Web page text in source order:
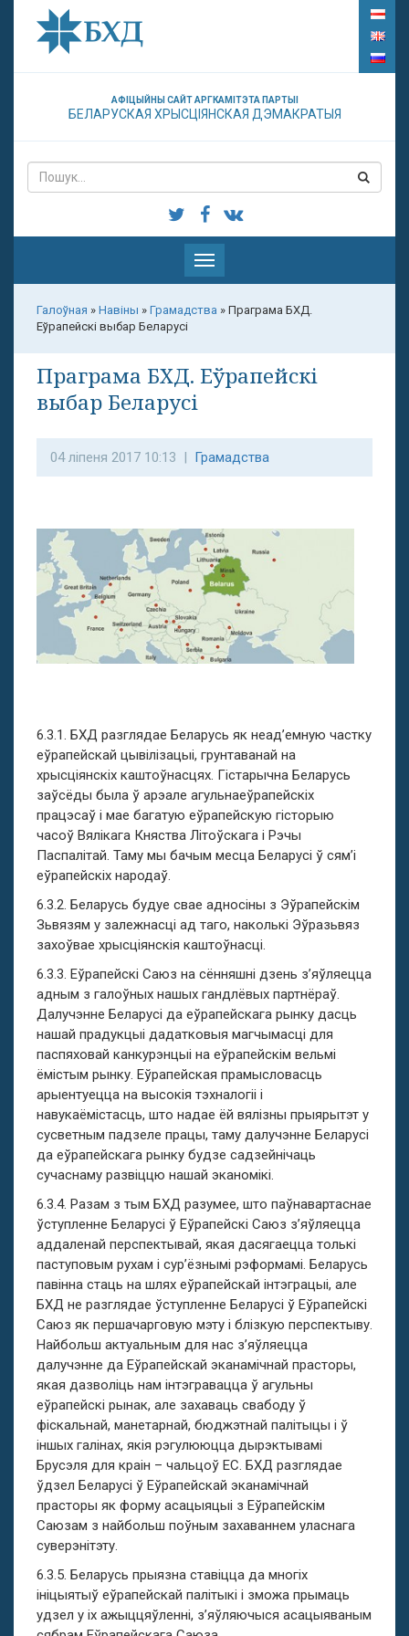
АФІЦЫЙНЫ САЙТ АРГКАМІТЭТА ПАРТЫІ
БЕЛАРУСКАЯ ХРЫСЦІЯНСКАЯ ДЭМАКРАТЫЯ
Паказаць
меню
Галоўная » Навіны » Грамадства » Праграма БХД.
Еўрапейскі выбар Беларусі
Праграма БХД. Еўрапейскі
выбар Беларусі
04 ліпеня 2017 10:13 | Грамадства
6.3.1. БХД разглядае Беларусь як неад’емную частку
еўрапейскай цывілізацыі, грунтаванай на
хрысціянскіх каштоўнасцях. Гістарычна Беларусь
заўсёды была ў арэале агульнаеўрапейскіх
працэсаў і мае багатую еўрапейскую гісторыю
часоў Вялікага Княства Літоўскага і Рэчы
Паспалітай. Таму мы бачым месца Беларусі ў сям’і
еўрапейскіх народаў.
6.3.2. Беларусь будуе свае адносіны з Эўрапейскім
Зьвязям у залежнасці ад таго, наколькі Эўразьвяз
захоўвае хрысціянскія каштоўнасці.
6.3.3. Еўрапейскі Саюз на сённяшні дзень з’яўляецца
адным з галоўных нашых гандлёвых партнёраў.
Далучэнне Беларусі да еўрапейскага рынку дасць
нашай прадукцыі дадатковыя магчымасці для
паспяховай канкурэнцыі на еўрапейскім вельмі
ёмістым рынку. Еўрапейская прамысловасць
арыентуецца на высокія тэхналогіі і
навукаёмістасць, што надае ёй вялізны прыярытэт у
сусветным падзеле працы, таму далучэнне Беларусі
да еўрапейскага рынку будзе садзейнічаць
сучаснаму развіццю нашай эканомікі.
6.3.4. Разам з тым БХД разумее, што паўнавартаснае
ўступленне Беларусі ў Еўрапейскі Саюз з’яўляецца
аддаленай перспектывай, якая дасягаецца толькі
паступовым рухам і сур’ёзнымі рэформамі. Беларусь
павінна стаць на шлях еўрапейскай інтэграцыі, але
БХД не разглядае ўступленне Беларусі ў Еўрапейскі
Саюз як першачарговую мэту і блізкую перспектыву.
Найбольш актуальным для нас з’яўляецца
далучэнне да Еўрапейскай эканамічнай прасторы,
якая дазволіць нам інтэгравацца ў агульны
еўрапейскі рынак, але захаваць свабоду ў
фіскальнай, манетарнай, бюджэтнай палітыцы і ў
іншых галінах, якія рэгулююцца дырэктывамі
Брусэля для краін – чальцоў ЕС. БХД разглядае
ўдзел Беларусі ў Еўрапейскай эканамічнай
прасторы як форму асацыяцыі з Еўрапейскім
Саюзам з найбольш поўным захаваннем уласнага
суверэнітэту.
6.3.5. Беларусь прыязна ставіцца да многіх
ініцыятыў еўрапейскай палітыкі і зможа прымаць
удзел у іх ажыццяўленні, з’яўляючыся асацыяваным